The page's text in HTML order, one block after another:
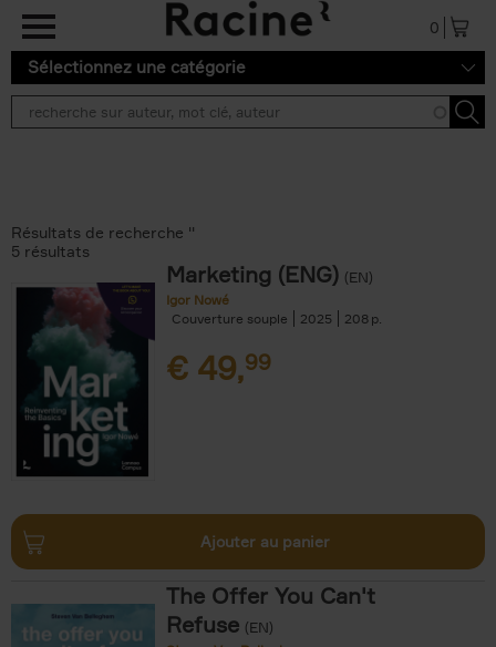
Aller au contenu principal
0
Sélectionnez une catégorie
Résultats de recherche ''
5 résultats
Marketing (ENG) (EN)
Igor Nowé
Couverture souple
2025 208
€ 49,99
Ajouter au panier
The Offer You Can't
Refuse (EN)